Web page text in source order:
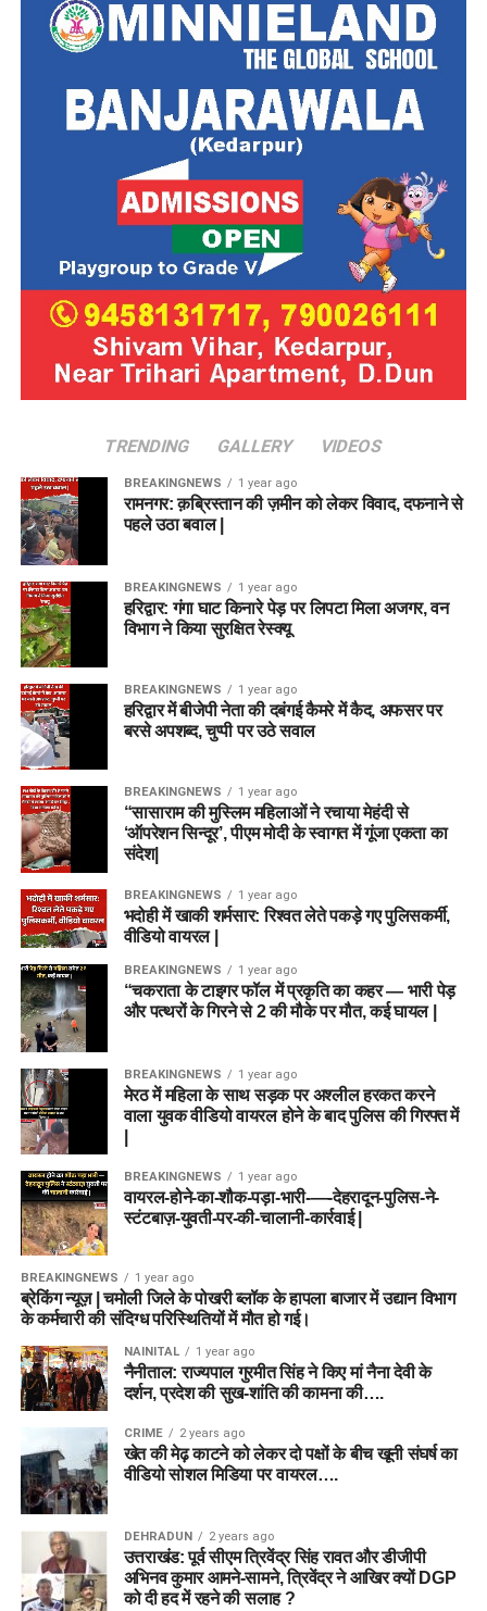
TRENDING GALLERY VIDEOS
BREAKINGNEWS 1 year ago
रामनगर: क़ब्रिस्तान की ज़मीन को लेकर विवाद, दफनाने से
पहले उठा बवाल |
BREAKINGNEWS 1 year ago
हरिद्वार: गंगा घाट किनारे पेड़ पर लिपटा मिला अजगर, वन
विभाग ने किया सुरक्षित रेस्क्यू
BREAKINGNEWS 1 year ago
हरिद्वार में बीजेपी नेता की दबंगई कैमरे में कैद, अफसर पर
बरसे अपशब्द, चुप्पी पर उठे सवाल
BREAKINGNEWS 1 year ago
“सासाराम की मुस्लिम महिलाओं ने रचाया मेहंदी से
‘ऑपरेशन सिन्दूर’, पीएम मोदी के स्वागत में गूंजा एकता का
संदेश|
BREAKINGNEWS 1 year ago
भदोही में खाकी शर्मसार: रिश्वत लेते पकड़े गए पुलिसकर्मी,
वीडियो वायरल |
BREAKINGNEWS 1 year ago
“चकराता के टाइगर फॉल में प्रकृति का कहर — भारी पेड़
और पत्थरों के गिरने से 2 की मौके पर मौत, कई घायल |
BREAKINGNEWS 1 year ago
मेरठ में महिला के साथ सड़क पर अश्लील हरकत करने
वाला युवक वीडियो वायरल होने के बाद पुलिस की गिरफ्त में
BREAKINGNEWS 1 year ago
वायरल-होने-का-शौक-पड़ा-भारी-—-देहरादून-पुलिस-ने-
स्टंटबाज़-युवती-पर-की-चालानी-कार्रवाई |
BREAKINGNEWS 1 year ago
ब्रेकिंग न्यूज़ | चमोली जिले के पोखरी ब्लॉक के हापला बाजार में उद्यान विभाग
के कर्मचारी की संदिग्ध परिस्थितियों में मौत हो गई।
NAINITAL 1 year ago
नैनीताल: राज्यपाल गुरमीत सिंह ने किए मां नैना देवी के
दर्शन, प्रदेश की सुख-शांति की कामना की….
CRIME 2 years ago
खेत की मेढ़ काटने को लेकर दो पक्षों के बीच खूनी संघर्ष का
वीडियो सोशल मिडिया पर वायरल….
DEHRADUN 2 years ago
उत्तराखंड: पूर्व सीएम त्रिवेंद्र सिंह रावत और डीजीपी
अभिनव कुमार आमने-सामने, त्रिवेंद्र ने आखिर क्यों DGP
को दी हद में रहने की सलाह ?